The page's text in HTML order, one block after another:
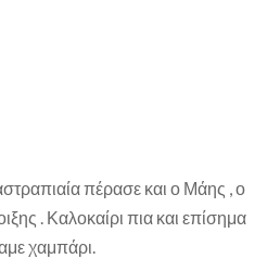
πέρασε και ο Μάης , ο
. Καλοκαίρι πια και επίσημα
χαμπάρι.